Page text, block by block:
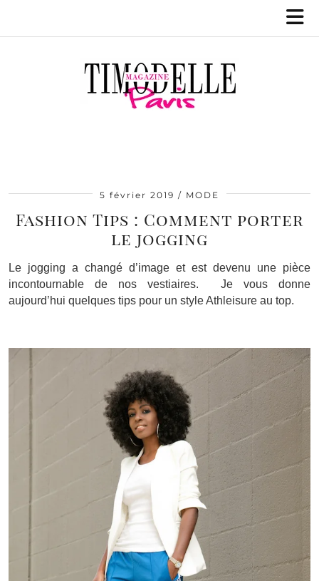
5 février 2019 MODE
Fashion Tips : Comment porter
le jogging
Le jogging a changé d’image et est devenu une pièce
incontournable de nos vestiaires. Je vous donne
aujourd’hui quelques tips pour un style Athleisure au top.